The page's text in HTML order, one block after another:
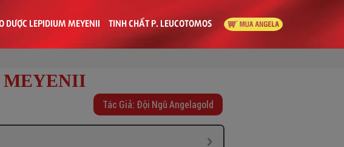
DƯỢC LEPIDIUM MEYENII TINH CHẤT P. LEUCOTOMOS
MEYENII
Tác Giả: Đội Ngũ Angelagold